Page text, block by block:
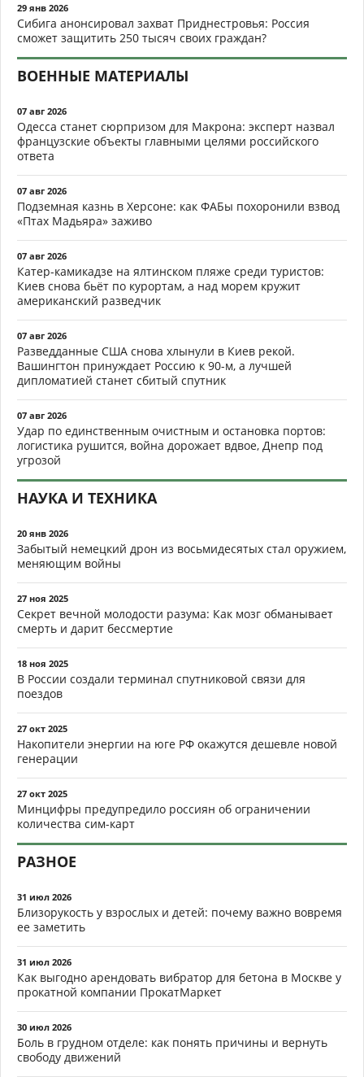
29 янв 2026
Сибига анонсировал захват Приднестровья: Россия
сможет защитить 250 тысяч своих граждан?
ВОЕННЫЕ МАТЕРИАЛЫ
07 авг 2026
Одесса станет сюрпризом для Макрона: эксперт назвал
французские объекты главными целями российского
ответа
07 авг 2026
Подземная казнь в Херсоне: как ФАБы похоронили взвод
«Птах Мадьяра» заживо
07 авг 2026
Катер-камикадзе на ялтинском пляже среди туристов:
Киев снова бьёт по курортам, а над морем кружит
американский разведчик
07 авг 2026
Разведданные США снова хлынули в Киев рекой.
Вашингтон принуждает Россию к 90-м, а лучшей
дипломатией станет сбитый спутник
07 авг 2026
Удар по единственным очистным и остановка портов:
логистика рушится, война дорожает вдвое, Днепр под
угрозой
НАУКА И ТЕХНИКА
20 янв 2026
Забытый немецкий дрон из восьмидесятых стал оружием,
меняющим войны
27 ноя 2025
Секрет вечной молодости разума: Как мозг обманывает
смерть и дарит бессмертие
18 ноя 2025
В России создали терминал спутниковой связи для
поездов
27 окт 2025
Накопители энергии на юге РФ окажутся дешевле новой
генерации
27 окт 2025
Минцифры предупредило россиян об ограничении
количества сим-карт
РАЗНОЕ
31 июл 2026
Близорукость у взрослых и детей: почему важно вовремя
ее заметить
31 июл 2026
Как выгодно арендовать вибратор для бетона в Москве у
прокатной компании ПрокатМаркет
30 июл 2026
Боль в грудном отделе: как понять причины и вернуть
свободу движений